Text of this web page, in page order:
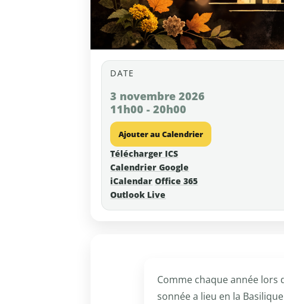
DATE
3 novembre 2026
11h00 - 20h00
Ajouter au Calendrier
Télécharger ICS
Calendrier Google
iCalendar Office 365
Outlook Live
Comme chaque année lors
sonnée a lieu en la